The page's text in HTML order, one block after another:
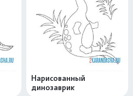
Нарисованный
динозаврик